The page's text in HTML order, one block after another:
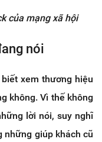
của mạng xã hội
nói
xem thương hiệu
không. Vì thế không
lời nói, suy nghĩ
những giúp khách cũ